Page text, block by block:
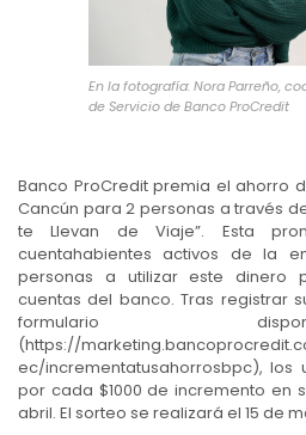
En la fotografía: Nora Parreño,
de Servicio de Banco ProCredit
Banco ProCredit premia el ahorro
Cancún para 2 personas a través
te Llevan de Viaje”. Esta
cuentahabientes activos de la
personas a utilizar este dinero
cuentas del banco. Tras registrar
formulario
(https://
ec/incrementatusahorrosbpc), los
por cada $1000 de incremento en
abril. El sorteo se realizará el 15 de